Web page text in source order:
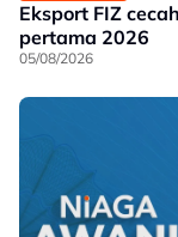
Eksport FIZ
pertama 2026
05/08/2026